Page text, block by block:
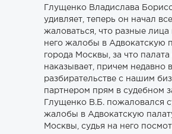
Глущенко Владислава
удивляет, теперь он начал
жаловаться, что разные лица
него жалобы в Адвокатскую
города Москвы, за что палата
наказывает, причем недавно
разбирательстве с нашим
партнером прям в судебном
Глущенко В.Б. пожаловался
жалобы в Адвокатскую
Москвы, судья на него